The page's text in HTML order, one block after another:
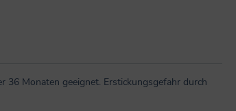
Monaten geeignet. Erstickungsgefahr durch